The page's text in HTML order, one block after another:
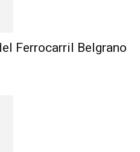
Ferrocarril Belgrano